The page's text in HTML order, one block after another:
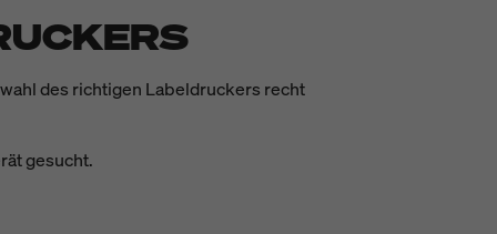
des richtigen Labeldruckers recht
gesucht.